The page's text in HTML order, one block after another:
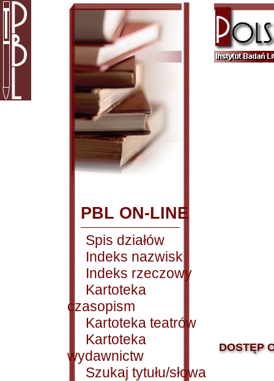
PBL ON-LINE
Spis działów
Indeks nazwisk
Indeks rzeczowy
Kartoteka
czasopism
Kartoteka teatrów
Kartoteka
wydawnictw
Szukaj tytułu/słowa
DOSTĘP